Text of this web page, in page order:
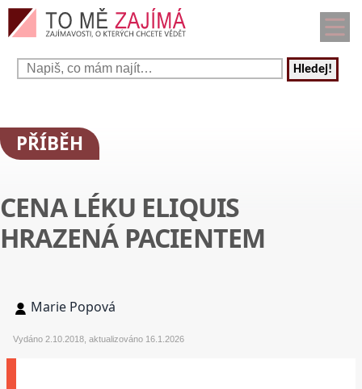
Hledej!
PŘÍBĚH
CENA LÉKU ELIQUIS
HRAZENÁ PACIENTEM
Marie Popová
Vydáno 2.10.2018, aktualizováno 16.1.2026